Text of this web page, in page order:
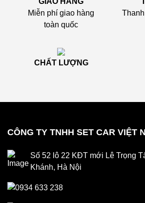
Miễn phí giao hàng
toàn quốc
CHẤT LƯỢNG
CÔNG TY TNHH SET CAR VIỆT
Số 52 lô 22 KĐT mới Lê Trọng
Khánh, Hà Nội
0934 633 238